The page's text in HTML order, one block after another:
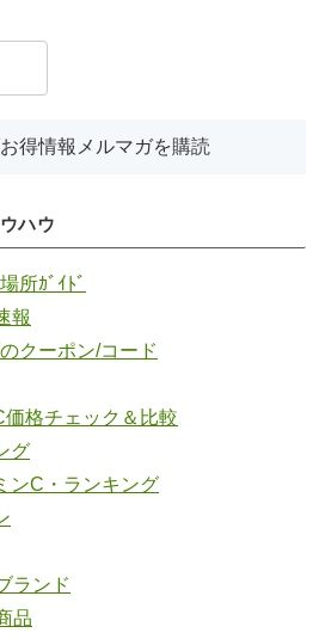
ハウ
所ｶﾞｲﾄﾞ
報
クーポン/コード
格チェック＆比較
グ
ンC・ランキング
ランド
品